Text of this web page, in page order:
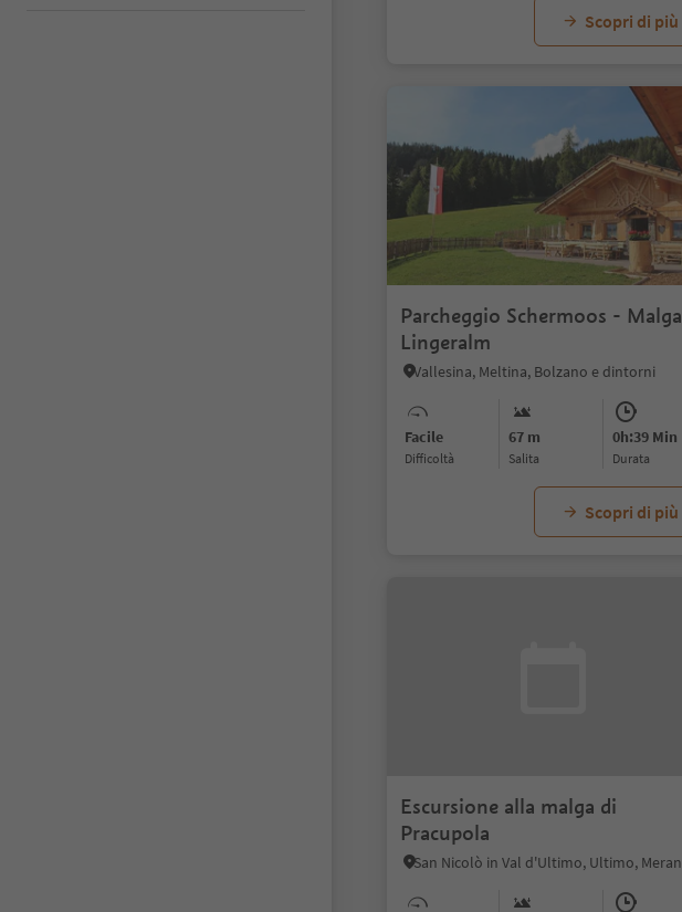
Scopri di più
Parcheggio Schermoos - Malga
Lingeralm
Vallesina, Meltina, Bolzano e dintorni
Facile
Difficoltà
67 m
Salita
0h:39 Min
durata
Scopri di più
Escursione alla malga di
Pracupola